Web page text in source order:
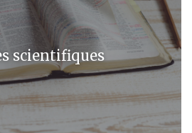
scientifiques